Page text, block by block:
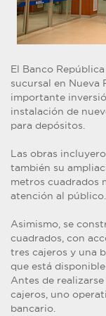
El Banco
sucursal en Nueva
importante
instalación de
para depósitos.
Las obras
también su
metros cuadrados
atención al público.
Asimismo, se
cuadrados, con
tres cajeros y una
que está
Antes de
cajeros, uno
bancario.